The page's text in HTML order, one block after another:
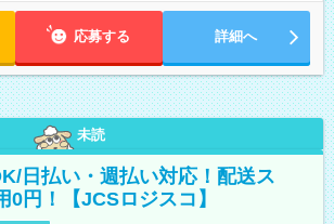
応募する 詳細へ
未読
日払い・週払い対応！配送ス
0円！【JCSロジスコ】